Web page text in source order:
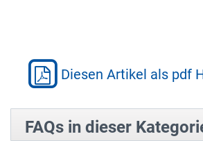
Diesen Artikel als pdf
FAQs in dieser